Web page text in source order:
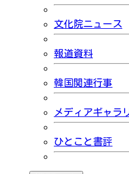
文化院ニュース
報道資料
韓国関連行事
メディアギャラ
ひとこと書評